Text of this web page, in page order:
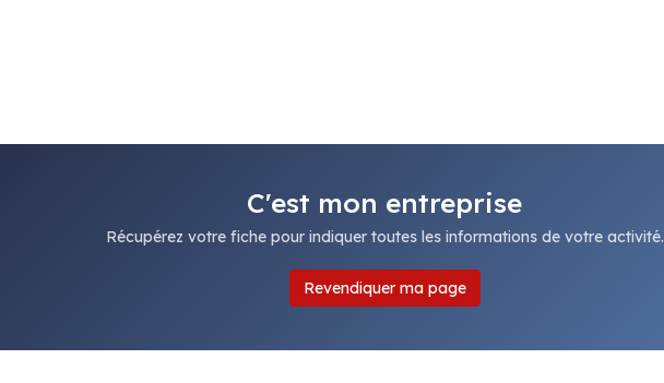
C'est mon entreprise
Récupérez votre fiche pour indiquer toutes les informations de votre activité.
Revendiquer ma page